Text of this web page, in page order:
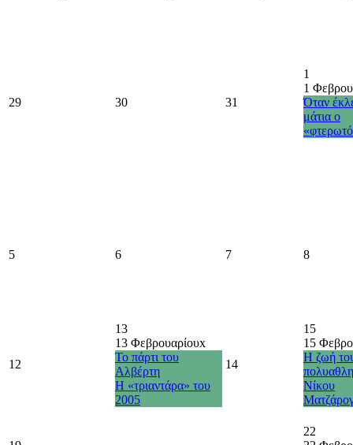
29 30 31
1
1
Όταν
μάτια ο
5 6 7 8
12
13
13 Φεβρουαρίουx
Το πάρτι του
Αλβέρτη
Η «τριαντάρα» του
2005
14
15
15
Η ζωή
Νίκου
22